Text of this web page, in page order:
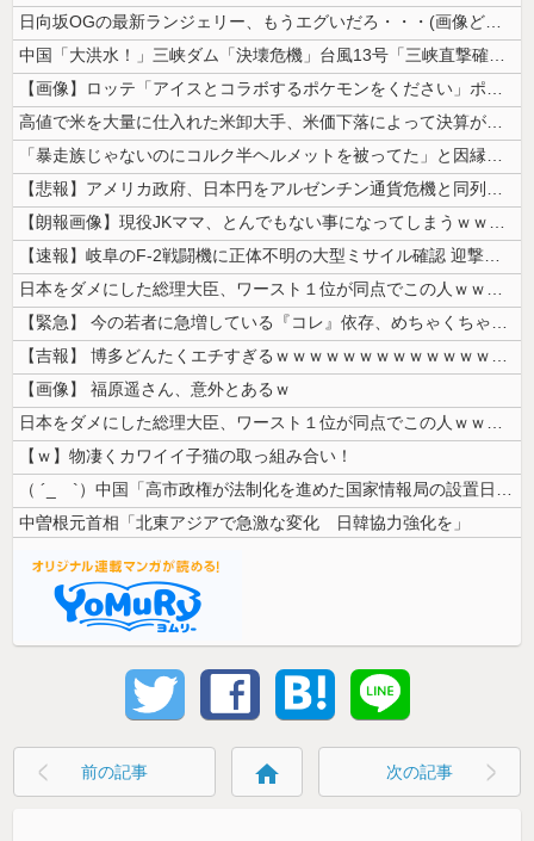
日向坂OGの最新ランジェリー、もうエグいだろ・・・(画像どーん)
中国「大洪水！」三峡ダム「決壊危機」台風13号「三峡直撃確定」日本「最...
【画像】ロッテ「アイスとコラボするポケモンをください」ポケモン公式「し...
高値で米を大量に仕入れた米卸大手、米価下落によって決算が凄まじいことに...
「暴走族じゃないのにコルク半ヘルメットを被ってた」と因縁つけて暴行 少...
【悲報】アメリカ政府、日本円をアルゼンチン通貨危機と同列扱いへ・・・
【朗報画像】現役JKママ、とんでもない事になってしまうｗｗｗｗｗｗｗｗ...
【速報】岐阜のF-2戦闘機に正体不明の大型ミサイル確認 迎撃火器回避を...
日本をダメにした総理大臣、ワースト１位が同点でこの人ｗｗｗｗｗｗ
【緊急】 今の若者に急増している『コレ』依存、めちゃくちゃ深刻な模様w...
【吉報】 博多どんたくエチすぎるｗｗｗｗｗｗｗｗｗｗｗｗｗｗｗ
【画像】 福原遥さん、意外とあるｗ
日本をダメにした総理大臣、ワースト１位が同点でこの人ｗｗｗｗｗｗ
【ｗ】物凄くカワイイ子猫の取っ組み合い！
（ ´_ゝ`）中国「高市政権が法制化を進めた国家情報局の設置日が7月3...
中曽根元首相「北東アジアで急激な変化 日韓協力強化を」
前の記事 home 次の記事